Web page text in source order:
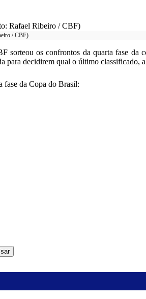
/ CBF)
sorteou os confrontos da quarta fase
para decidirem qual o último classificado,
fase da Copa do Brasil: